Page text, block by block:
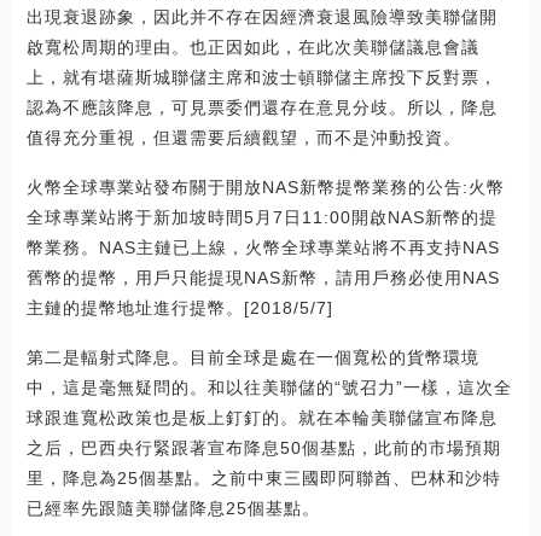
出現衰退跡象，因此并不存在因經濟衰退風險導致美聯儲開
啟寬松周期的理由。也正因如此，在此次美聯儲議息會議
上，就有堪薩斯城聯儲主席和波士頓聯儲主席投下反對票，
認為不應該降息，可見票委們還存在意見分歧。所以，降息
值得充分重視，但還需要后續觀望，而不是沖動投資。
火幣全球專業站發布關于開放NAS新幣提幣業務的公告:火幣
全球專業站將于新加坡時間5月7日11:00開啟NAS新幣的提
幣業務。NAS主鏈已上線，火幣全球專業站將不再支持NAS
舊幣的提幣，用戶只能提現NAS新幣，請用戶務必使用NAS
主鏈的提幣地址進行提幣。[2018/5/7]
第二是輻射式降息。目前全球是處在一個寬松的貨幣環境
中，這是毫無疑問的。和以往美聯儲的“號召力”一樣，這次全
球跟進寬松政策也是板上釘釘的。就在本輪美聯儲宣布降息
之后，巴西央行緊跟著宣布降息50個基點，此前的市場預期
里，降息為25個基點。之前中東三國即阿聯酋、巴林和沙特
已經率先跟隨美聯儲降息25個基點。